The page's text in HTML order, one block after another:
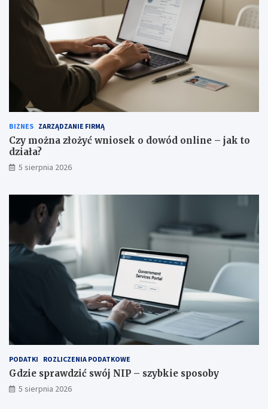
BIZNES ZARZĄDZANIE FIRMĄ
Czy można złożyć wniosek o dowód online – jak to
działa?
5 sierpnia 2026
PODATKI ROZLICZENIA PODATKOWE
Gdzie sprawdzić swój NIP – szybkie sposoby
5 sierpnia 2026